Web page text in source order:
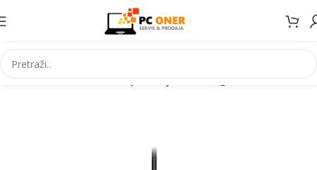
Početna Informatika PC periferija Miševi i grafički tableti